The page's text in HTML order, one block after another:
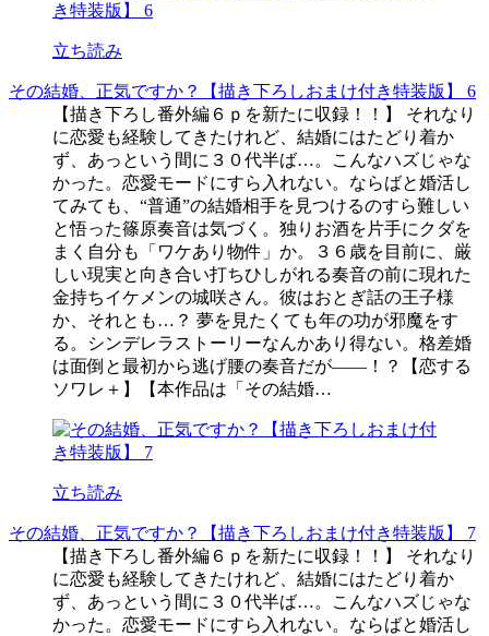
立ち読み
その結婚、正気ですか？【描き下ろしおまけ付き特装版】 6
【描き下ろし番外編６ｐを新たに収録！！】 それなり
に恋愛も経験してきたけれど、結婚にはたどり着か
ず、あっという間に３０代半ば…。こんなハズじゃな
かった。恋愛モードにすら入れない。ならばと婚活し
てみても、“普通”の結婚相手を見つけるのすら難しい
と悟った篠原奏音は気づく。独りお酒を片手にクダを
まく自分も「ワケあり物件」か。３６歳を目前に、厳
しい現実と向き合い打ちひしがれる奏音の前に現れた
金持ちイケメンの城咲さん。彼はおとぎ話の王子様
か、それとも…？ 夢を見たくても年の功が邪魔をす
る。シンデレラストーリーなんかあり得ない。格差婚
は面倒と最初から逃げ腰の奏音だが――！？【恋する
ソワレ＋】【本作品は「その結婚…
立ち読み
その結婚、正気ですか？【描き下ろしおまけ付き特装版】 7
【描き下ろし番外編６ｐを新たに収録！！】 それなり
に恋愛も経験してきたけれど、結婚にはたどり着か
ず、あっという間に３０代半ば…。こんなハズじゃな
かった。恋愛モードにすら入れない。ならばと婚活し